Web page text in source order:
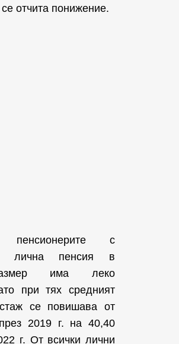
отчита понижение.
с
лична пенсия в
има леко
при тях средният
стаж се повишава от
2019 г. на 40,40
г. От всички лични